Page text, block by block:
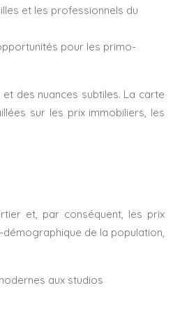
et les professionnels du
pour les primo-
des nuances subtiles. La carte
sur les prix immobiliers, les
et, par conséquent, les prix
de la population,
aux studios